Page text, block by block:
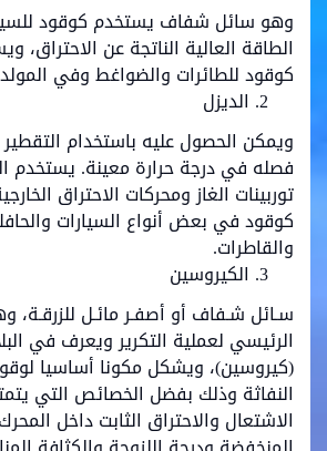
وهو سائل شفاف يستخدم كوقود
الطاقة العالية الناتجة عن الاحتراق،
كوقود للطائرات والضواغط وفي
الديزل
ويمكن الحصول عليه باستخدام
فصله في درجة حرارة معينة. يستخدم
توربينات الغاز ومحركات الاحتراق
كوقود في بعض أنواع السيارات
والقاطرات.
الكيروسين
سـائل شـفاف أو أصفـر مائـل للزرقـة،
الرئيسي لعملية التكرير ويعرف في
(كيروسين)، ويشكل مكونا أساسيا
النفاثة وذلك بفضل الخصائص التي
الاشتعال والاحتراق الثابت داخل